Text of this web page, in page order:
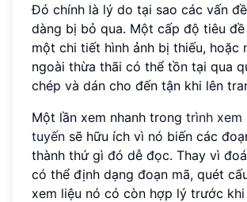
Đó chính là lý do tại sao các vấn
dàng bị bỏ qua. Một cấp độ tiêu
một chi tiết hình ảnh bị thiếu, hoặc
ngoài thừa thãi có thể tồn tại qua
chép và dán cho đến tận khi lên
Một lần xem nhanh trong trình xem
tuyến sẽ hữu ích vì nó biến các
thành thứ gì đó dễ đọc. Thay vì
có thể định dạng đoạn mã, quét
xem liệu nó có còn hợp lý trước